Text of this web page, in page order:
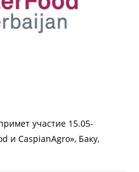
участие 15.05-
и CaspianAgro», Баку,